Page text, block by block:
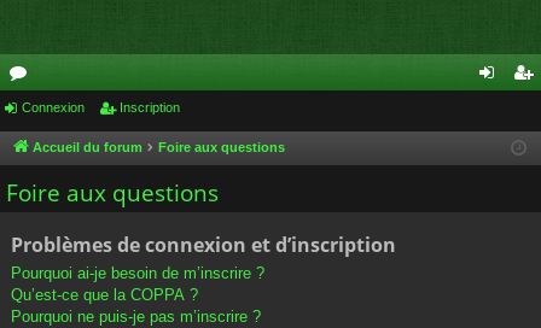
or
u
m
cri
Connexion Inscription
Accueil du forum Foire aux questions
Foire aux questions
Problèmes de connexion et d’inscription
Pourquoi ai-je besoin de m’inscrire ?
Qu’est-ce que la COPPA ?
Pourquoi ne puis-je pas m’inscrire ?